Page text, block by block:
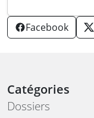
Facebook
Catégories
Dossiers